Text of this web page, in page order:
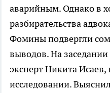
аварийным. Однако в
разбирательства
Фомины подвергли
выводов. На
эксперт Никита Исаев,
исследовании.